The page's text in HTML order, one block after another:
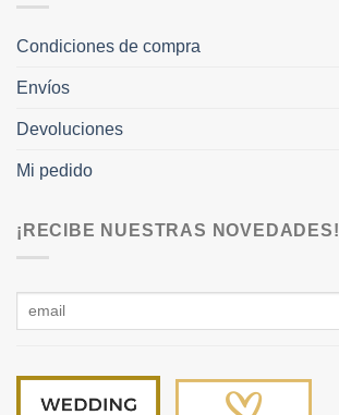
Condiciones de compra
Envíos
Devoluciones
Mi pedido
¡RECIBE NUESTRAS NOVEDADES!